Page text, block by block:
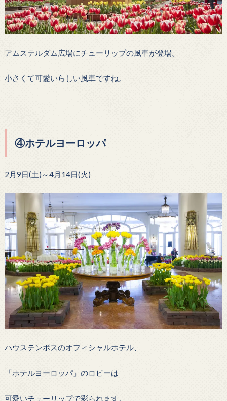
アムステルダム広場にチューリップの風車が登場。
小さくて可愛いらしい風車ですね。
④ホテルヨーロッパ
2月9日(土)～4月14日(火)
ハウステンボスのオフィシャルホテル、
「ホテルヨーロッパ」のロビーは
可愛いチューリップで彩られます。